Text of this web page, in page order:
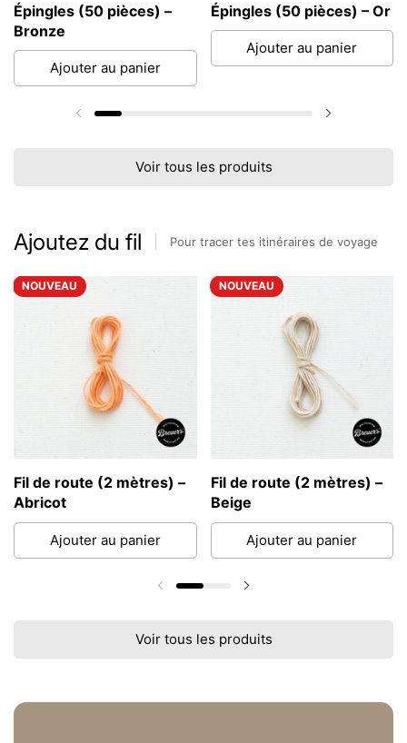
Épingles (50 pièces) –
Bronze
Ajouter au panier
Épingles (50 pièces) – Or
Ajouter au panier
Diapositive précédente
Voir tous les produits
Ajoutez du fil Pour tracer tes itinéraires de voyage
Fil de route (2 mètres) –
Abricot
Ajouter au panier
NOUVEAU
Fil de route (2 mètres) –
Beige
Ajouter au panier
NOUVEAU
Diapositive précédente
Voir tous les produits